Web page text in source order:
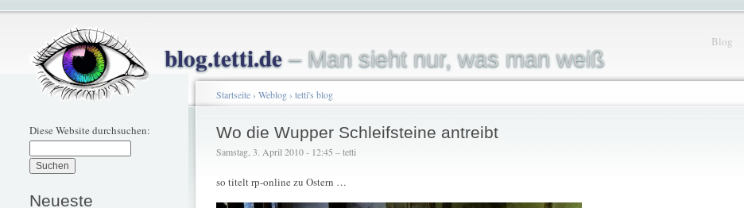
blog.tetti.de– Man sieht nur, was man weiß
Blog
Diese Website durchsuchen:
Neueste
Startseite› Weblog› tetti's blog
Wo die Wupper Schleifsteine antreibt
Samstag, 3. April 2010 - 12:45 – tetti
so titelt rp-online zu Ostern …